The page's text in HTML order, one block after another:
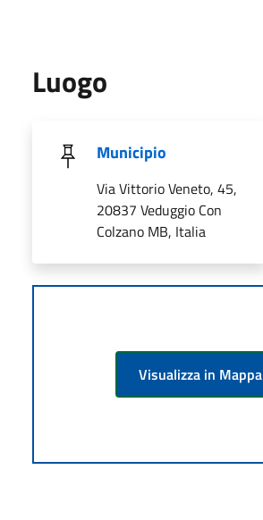
Luogo
Municipio
Via Vittorio Veneto, 45,
20837 Veduggio Con
Colzano MB, Italia
Visualizza in Mappa